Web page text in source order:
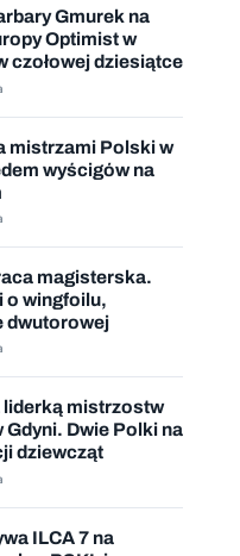
Gmurek na
Optimist w
czołowej dziesiątce
mistrzami Polski w
wyścigów na
magisterska.
o wingfoilu,
dwutorowej
liderką mistrzostw
Gdyni. Dwie Polki na
dziewcząt
ILCA 7 na